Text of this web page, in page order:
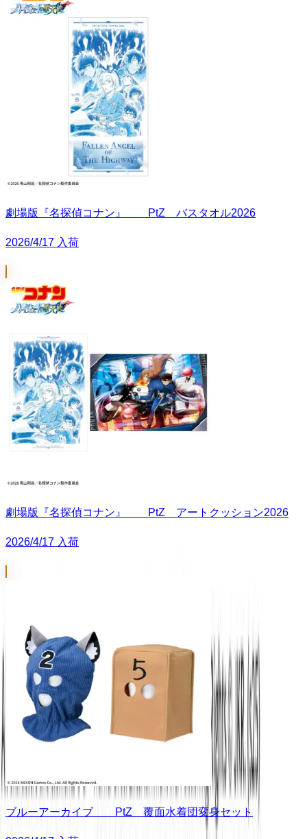
劇場版『名探偵コナン』 PtZ バスタオル2026
2026/4/17 入荷
劇場版『名探偵コナン』 PtZ アートクッション2026
2026/4/17 入荷
ブルーアーカイブ PtZ 覆面水着団変身セット